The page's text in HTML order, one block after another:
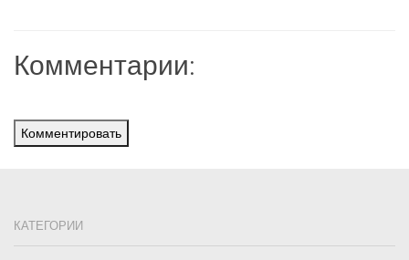
Комментарии:
Комментировать
КАТЕГОРИИ